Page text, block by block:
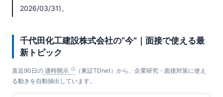
2026/03/31)。
千代田化工建設株式会社の“今”｜面接で使える最
新トピック
直近90日の 適時開示
（東証TDnet）から、企業研究・面接対策に使え
る動きを自動抽出しています。